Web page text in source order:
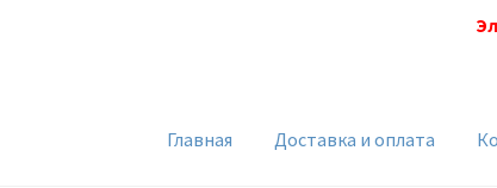
Главная Доставка и оплата